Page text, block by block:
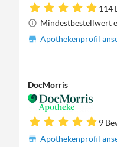
114
Mindestbestellwert
Apothekenprofil
DocMorris
9
Apothekenprofil